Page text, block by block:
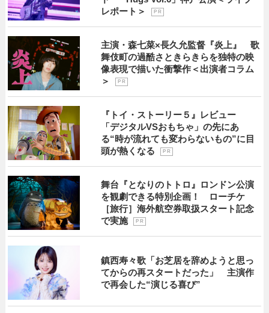
レポート＞
P R
主演・森七菜×長久允監督『炎上』 歌
舞伎町の過酷さときらきらを独特の映
像表現で描いた衝撃作＜出演者コラム
＞
P R
『トイ・ストーリー５』レビュー
「デジタルVSおもちゃ」の先にあ
る“時が流れても変わらないもの”に目
頭が熱くなる
P R
舞台『となりのトトロ』ロンドン公演
を観劇できる特別企画！ ローチケ
［旅行］海外航空券取扱スタート記念
で実施
P R
鎮西寿々歌「お芝居を辞めようと思っ
てからの再スタートだった」 主演作
で再会した“演じる喜び”